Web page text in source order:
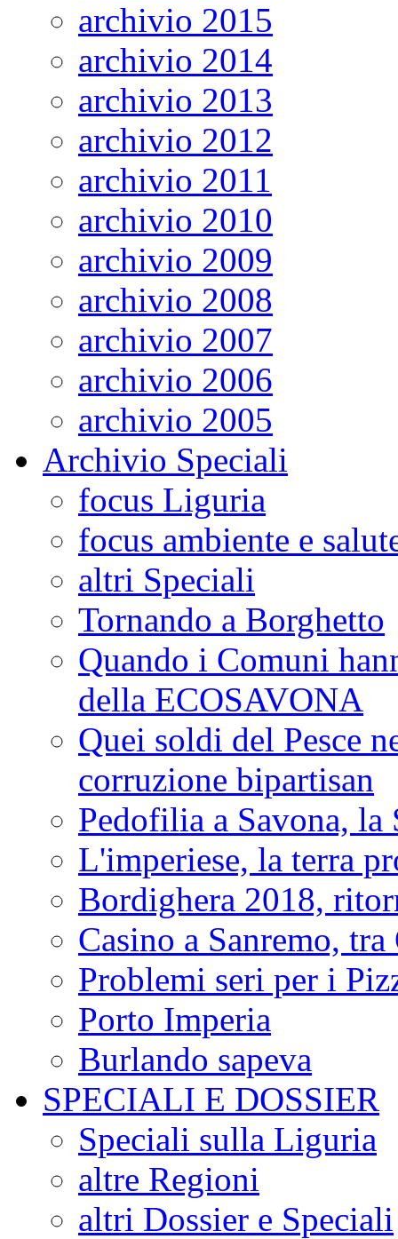
archivio 2015
archivio 2014
archivio 2013
archivio 2012
archivio 2011
archivio 2010
archivio 2009
archivio 2008
archivio 2007
archivio 2006
archivio 2005
Archivio Speciali
focus Liguria
focus ambiente e
altri Speciali
Tornando a Borghetto
Quando i Comuni
della ECOSAVONA
Quei soldi del Pesce
corruzione bipartisan
Pedofilia a Savona, la
L'imperiese, la terra
Bordighera 2018,
Casino a Sanremo,
Problemi seri per i
Porto Imperia
Burlando sapeva
SPECIALI E DOSSIER
Speciali sulla Liguria
altre Regioni
altri Dossier e Speciali